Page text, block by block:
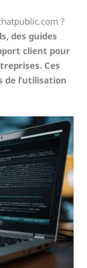
?
des guides
client pour
Ces
de l’utilisation